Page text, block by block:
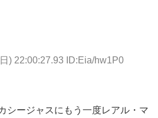
) 22:00:27.93 ID:Eia/hw1P0
シージャスにもう一度レアル・マ